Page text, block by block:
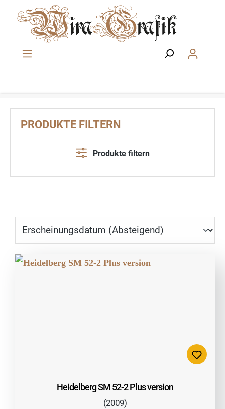
Zum Hauptinhalt springen
PRODUKTE FILTERN
Produkte filtern
Heidelberg SM 52-2 Plus version
(2009)